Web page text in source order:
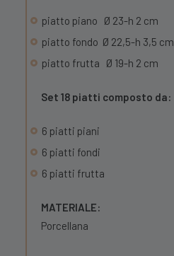
piatto piano Ø 23-h 2 cm
piatto fondo Ø 22,5-h 3,5 cm
piatto frutta Ø 19-h 2 cm
Set 18 piatti composto da:
6 piatti piani
6 piatti fondi
6 piatti frutta
MATERIALE:
Porcellana